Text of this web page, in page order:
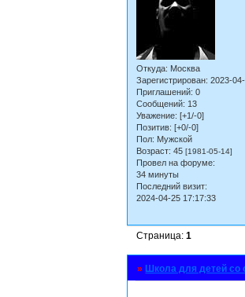
Откуда: Москва
Зарегистрирован: 2023-
Приглашений: 0
Сообщений: 13
Уважение: [+1/-0]
Позитив: [+0/-0]
Пол: Мужской
Возраст: 45[1981-05-14]
Провел на форуме:
34 минуты
Последний визит:
2024-04-25 17:17:33
Страница:1
» Школа для детей